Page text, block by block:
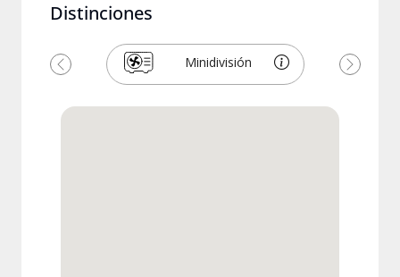
Distinciones
Minidivisión
Previous Next